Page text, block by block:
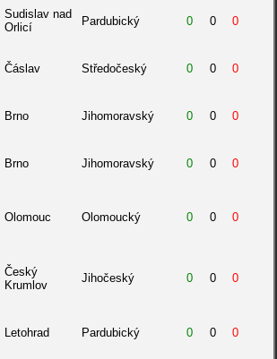
Sudislav nad
Orlicí
Pardubický 0 0 0
Čáslav Středočeský 0 0 0
Brno Jihomoravský 0 0 0
Brno Jihomoravský 0 0 0
Olomouc Olomoucký 0 0 0
Český
Krumlov
Jihočeský 0 0 0
Letohrad Pardubický 0 0 0